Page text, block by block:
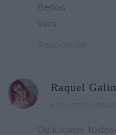
Besos
Vera
Responder
Raquel Galin
Deliciosos